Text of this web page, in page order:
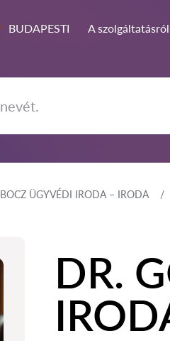
BUDAPESTI A szolgáltatásról
ÜGYVÉDI IRODA – IRODA
DR.